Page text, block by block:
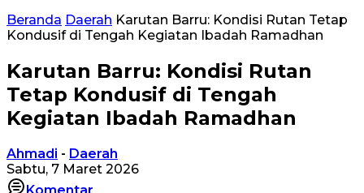
Beranda Daerah Karutan Barru: Kondisi Rutan Tetap
Kondusif di Tengah Kegiatan Ibadah Ramadhan
Karutan Barru: Kondisi Rutan
Tetap Kondusif di Tengah
Kegiatan Ibadah Ramadhan
Ahmadi - Daerah
Sabtu, 7 Maret 2026